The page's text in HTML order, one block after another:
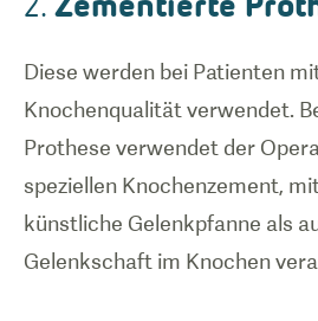
Diese werden bei Patienten
Knochenqualität verwendet.
Prothese verwendet der
speziellen Knochenzement,
künstliche Gelenkpfanne als
Gelenkschaft im Knochen